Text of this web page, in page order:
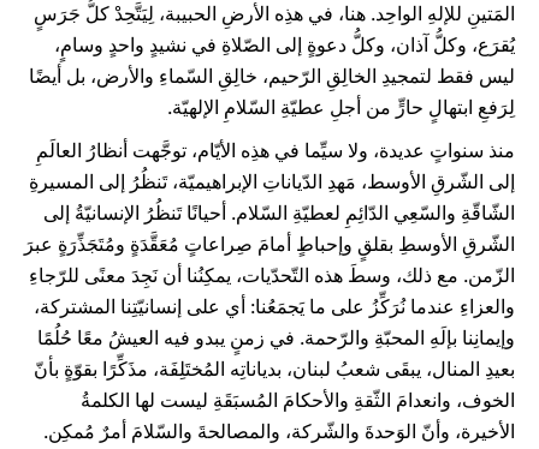
المَتينِ للإلهِ الواحِد. هنا، في هذِه الأرضِ الحبيبة، لِيَتَّحِدْ كلُّ جَرَسٍ
يُقرَع، وكلُّ آذان، وكلُّ دعوةٍ إلى الصّلاةِ في نشيدٍ واحدٍ وسامٍ،
ليس فقط لتمجيدِ الخالِقِ الرّحيم، خالِقِ السّماءِ والأرض، بل أيضًا
لِرَفعِ ابتهالٍ حارٍّ من أجلِ عطيّةِ السّلامِ الإلهيّة.
منذ سنواتٍ عديدة، ولا سيِّما في هذِه الأيّام، توجَّهت أنظارُ العالَمِ
إلى الشّرقِ الأوسط، مَهدِ الدّياناتِ الإبراهيميّة، تَنظُرُ إلى المسيرةِ
الشّاقّةِ والسّعِي الدّائِمِ لعطيّةِ السّلام. أحيانًا تَنظُرُ الإنسانيّةُ إلى
الشّرقِ الأوسطِ بقلقٍ وإحباطٍ أمامَ صِراعاتٍ مُعَقَّدَةٍ ومُتَجَذِّرَةٍ عبرَ
الزّمن. مع ذلك، وسطَ هذه التّحدّيات، يمكِنُنا أن نَجِدَ معنًى للرّجاءِ
والعزاءِ عندما نُرَكِّزُ على ما يَجمَعُنا: أي على إنسانيّتِنا المشتركة،
وإيمانِنا بإلَهِ المحبّةِ والرّحمة. في زمنٍ يبدو فيه العيشُ معًا حُلُمًا
بعيدِ المنال، يبقَى شعبُ لبنان، بدياناتِه المُختَلِفَة، مذَكِّرًا بقوّةٍ بأنّ
الخوف، وانعدامَ الثّقةِ والأحكامَ المُسبَقَةِ ليست لها الكلمةُ
الأخيرة، وأنّ الوَحدةَ والشّركة، والمصالحةَ والسّلامَ أمرٌ مُمكِن.